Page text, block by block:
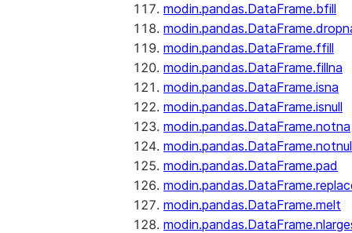
modin.pandas.DataFrame.bfill
modin.pandas.DataFrame.ffill
modin.pandas.DataFrame.fillna
modin.pandas.DataFrame.isna
modin.pandas.DataFrame.isnull
modin.pandas.DataFrame.notna
modin.pandas.DataFrame.pad
modin.pandas.DataFrame.melt